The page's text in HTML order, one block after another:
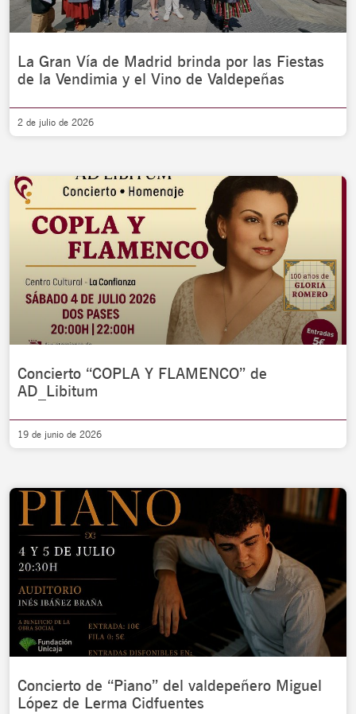
La Gran Vía de Madrid brinda por las Fiestas
de la Vendimia y el Vino de Valdepeñas
2 de julio de 2026
Concierto “COPLA Y FLAMENCO” de
AD_Libitum
19 de junio de 2026
Concierto de “Piano” del valdepeñero Miguel
López de Lerma Cidfuentes